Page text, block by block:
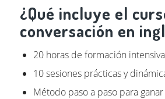
¿Qué incluye el
conversación en
20 horas de formación intensiva
10 sesiones prácticas y
Método paso a paso para